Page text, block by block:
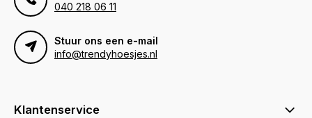
040 218 06 11
Stuur ons een e-mail
info@trendyhoesjes.nl
Klantenservice